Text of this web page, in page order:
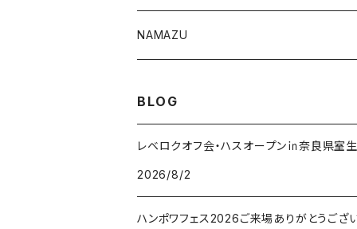
ディープスワイパー
FishLABO
TAKEDA CRAFT
NAMAZU
BLOG
レベロクオフ会・ハスオープン㏌奈良県室
2026/8/2
ハンポワフェス2026ご来場ありがとうござい